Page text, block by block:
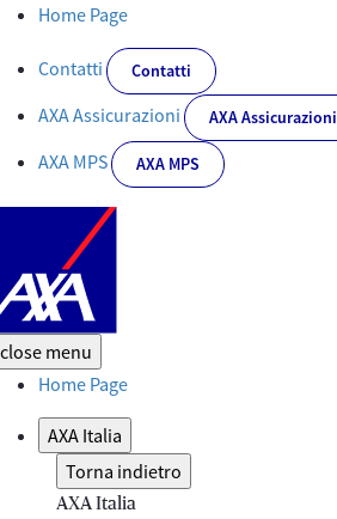
in Media Communication (BIC) per il
Home Page
Contatti Contatti
AXA Assicurazioni AXA Assicurazioni
AXA MPS AXA MPS
close menu
Home Page
AXA Italia
Torna indietro
AXA Italia